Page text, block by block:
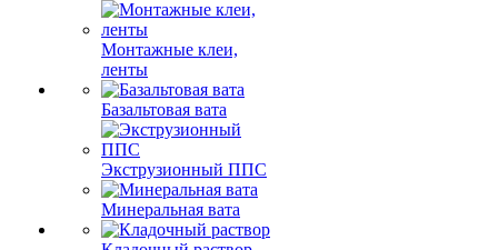
Монтажные клеи,
ленты
Базальтовая вата
Экструзионный ППС
Минеральная вата